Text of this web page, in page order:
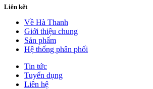
Liên kết
Về Hà Thanh
Giới thiệu chung
Sản phẩm
Hệ thống phân phối
Tin tức
Tuyển dụng
Liên hệ